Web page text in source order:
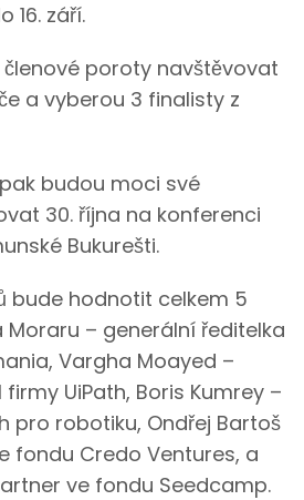
16. září.
členové poroty navštěvovat
a vyberou 3 finalisty z
budou moci své
30. října na konferenci
Bukurešti.
bude hodnotit celkem 5
Moraru – generální ředitelka
Vargha Moayed –
UiPath, Boris Kumrey –
pro robotiku, Ondřej Bartoš
fondu Credo Ventures, a
ve fondu Seedcamp.